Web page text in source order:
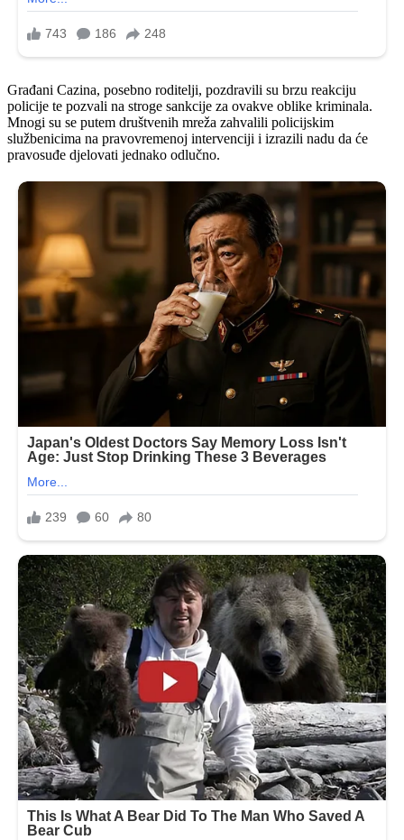
Građani Cazina, posebno roditelji, pozdravili su brzu reakciju
policije te pozvali na stroge sankcije za ovakve oblike kriminala.
Mnogi su se putem društvenih mreža zahvalili policijskim
službenicima na pravovremenoj intervenciji i izrazili nadu da će
pravosuđe djelovati jednako odlučno.